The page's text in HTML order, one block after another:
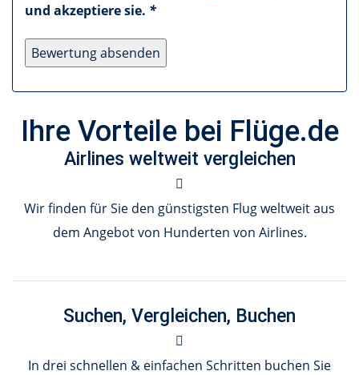
und akzeptiere sie. *
Ihre Vorteile bei Flüge.de
Airlines weltweit vergleichen
Wir finden für Sie den günstigsten Flug weltweit aus
dem Angebot von Hunderten von Airlines.
Suchen, Vergleichen, Buchen
In drei schnellen & einfachen Schritten buchen Sie